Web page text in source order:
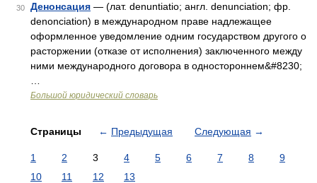
30 Денонсация — (лат. denuntiatio; англ. denunciation; фр.
denonciation) в международном праве надлежащее
оформленное уведомление одним государством другого о
расторжении (отказе от исполнения) заключенного между
ними международного договора в одностороннем&#8230;
Большой юридический словарь
Страницы ← Предыдущая Следующая →
1 2 3 4 5 6 7 8
9
10
11 12 13